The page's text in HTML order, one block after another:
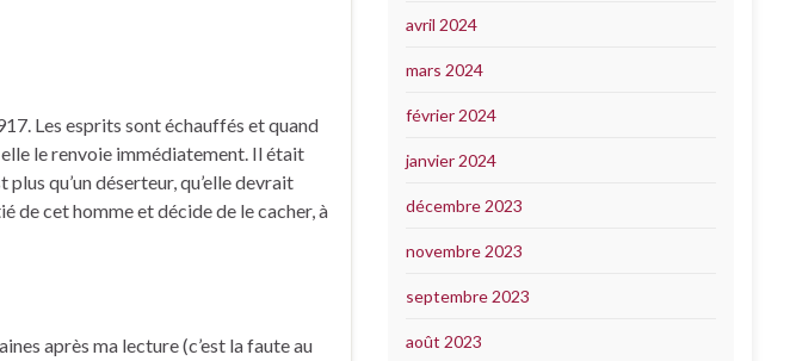
Les esprits sont échauffés et quand
le renvoie immédiatement. Il était
plus qu’un déserteur, qu’elle devrait
de cet homme et décide de le cacher, à
après ma lecture (c’est la faute au
avril 2024
mars 2024
février 2024
janvier 2024
décembre 2023
novembre 2023
septembre 2023
août 2023